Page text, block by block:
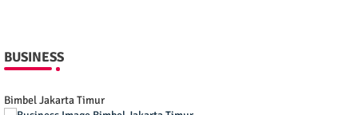
BUSINESS
Bimbel Jakarta Timur